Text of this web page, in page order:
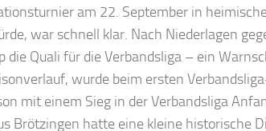
am 22. September in
war schnell klar. Nach Niederlagen
Quali für die Verbandsliga – ein
wurde beim ersten
mit einem Sieg in der Verbandsliga
Brötzingen hatte eine kleine historische